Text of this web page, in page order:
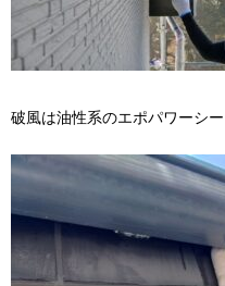
破風は油性系のエポパワーシ